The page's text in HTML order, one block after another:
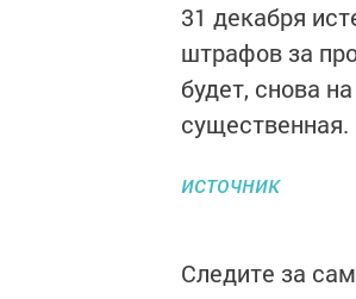
31 декабря
штрафов за
будет, снова
существенная.
источник
Следите за